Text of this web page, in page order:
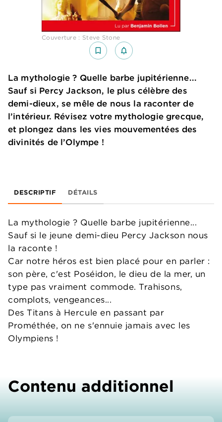
Couverture : Steve Stone
bookmark_border notifications_none_outlined
La mythologie ? Quelle barbe jupitérienne...
Sauf si Percy Jackson, le plus célèbre des
demi-dieux, se mêle de nous la raconter de
l’intérieur. Révisez votre mythologie grecque,
et plongez dans les vies mouvementées des
divinités de l’Olympe !
DESCRIPTIF DÉTAILS
La mythologie ? Quelle barbe jupitérienne...
Sauf si le jeune demi-dieu Percy Jackson nous
la raconte !
Car notre héros est bien placé pour en parler :
son père, c'est Poséidon, le dieu de la mer, un
type pas vraiment commode. Trahisons,
complots, vengeances...
Des Titans à Hercule en passant par
Prométhée, on ne s'ennuie jamais avec les
Olympiens !
Contenu additionnel